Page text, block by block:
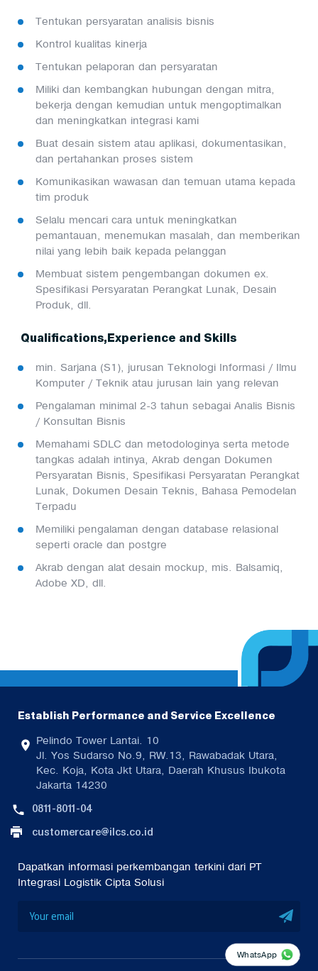
Tentukan persyaratan analisis bisnis
Kontrol kualitas kinerja
Tentukan pelaporan dan persyaratan
Miliki dan kembangkan hubungan dengan mitra,
bekerja dengan kemudian untuk mengoptimalkan
dan meningkatkan integrasi kami
Buat desain sistem atau aplikasi, dokumentasikan,
dan pertahankan proses sistem
Komunikasikan wawasan dan temuan utama kepada
tim produk
Selalu mencari cara untuk meningkatkan
pemantauan, menemukan masalah, dan memberikan
nilai yang lebih baik kepada pelanggan
Membuat sistem pengembangan dokumen ex.
Spesifikasi Persyaratan Perangkat Lunak, Desain
Produk, dll.
Qualifications,Experience and Skills
min. Sarjana (S1), jurusan Teknologi Informasi / Ilmu
Komputer / Teknik atau jurusan lain yang relevan
Pengalaman minimal 2-3 tahun sebagai Analis Bisnis
/ Konsultan Bisnis
Memahami SDLC dan metodologinya serta metode
tangkas adalah intinya, Akrab dengan Dokumen
Persyaratan Bisnis, Spesifikasi Persyaratan Perangkat
Lunak, Dokumen Desain Teknis, Bahasa Pemodelan
Terpadu
Memiliki pengalaman dengan database relasional
seperti oracle dan postgre
Akrab dengan alat desain mockup, mis. Balsamiq,
Adobe XD, dll.
WhatsApp
Establish Performance and Service Excellence
Pelindo Tower Lantai. 10
Jl. Yos Sudarso No.9, RW.13, Rawabadak Utara,
Kec. Koja, Kota Jkt Utara, Daerah Khusus Ibukota
Jakarta 14230
0811-8011-04
customercare@ilcs.co.id
Dapatkan informasi perkembangan terkini dari PT
Integrasi Logistik Cipta Solusi